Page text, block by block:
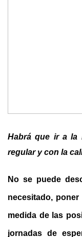
Habrá que ir a la
regular y con la
No se puede
necesitado,
medida de las
jornadas de